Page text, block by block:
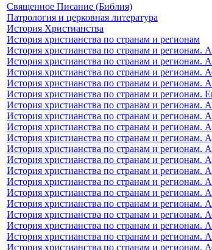
Священное Писание (Библия)
Патрология и церковная литература
История Христианства
История христианства по странам и регионам
История христианства по странам и регионам.
История христианства по странам и регионам.
История христианства по странам и регионам.
История христианства по странам и регионам.
История христианства по странам и регионам.
История христианства по странам и регионам.
История христианства по странам и регионам.
История христианства по странам и регионам.
История христианства по странам и регионам.
История христианства по странам и регионам.
История христианства по странам и регионам.
История христианства по странам и регионам.
История христианства по странам и регионам.
История христианства по странам и регионам.
История христианства по странам и регионам.
История христианства по странам и регионам.
История христианства по странам и регионам.
История христианства по странам и регионам.
История христианства по странам и регионам.